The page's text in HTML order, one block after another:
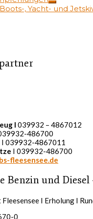
, Yacht- und
I 039932 – 4867012
486700
I 039932-4867011
I 039932-486700
fleesensee.de
Benzin und Diesel
0